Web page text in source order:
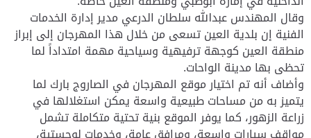
وقال المهندس عبدالله سلطان الدرعي مدير إدارة الخدمات
الفنية إن بلدية العين تسعى من خلال هذا المهرجان إلى إبراز
منطقة العين كوجهة ترفيهية وسياحية مهمة امتداداً لما
تحظى بها مدينة الواحات.
وأضاف أنه تم اختيار موقع المهرجان في الصاروج بارك لما
يتميز به من مساحات طبيعية واسعة يمكن استغلالها في
زراعة الزهور، كما يوفر الموقع بنية تحتية متكاملة تشمل